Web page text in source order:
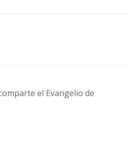
el Evangelio de